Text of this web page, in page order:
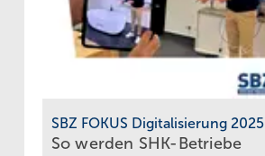
SBZ FOKUS Digitalisierung 2025
So werden SHK-Betriebe